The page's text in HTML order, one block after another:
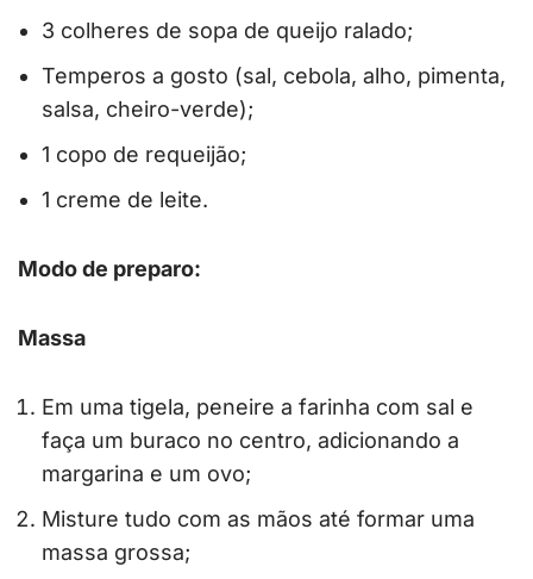
3 colheres de sopa de queijo ralado;
Temperos a gosto (sal, cebola, alho, pimenta,
salsa, cheiro-verde);
1 copo de requeijão;
1 creme de leite.
Modo de preparo:
Massa
Em uma tigela, peneire a farinha com sal e
faça um buraco no centro, adicionando a
margarina e um ovo;
Misture tudo com as mãos até formar uma
massa grossa;